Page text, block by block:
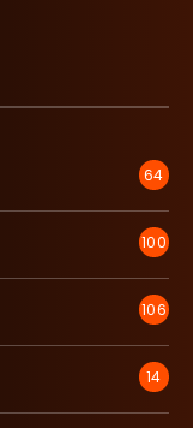
64
100
106
14